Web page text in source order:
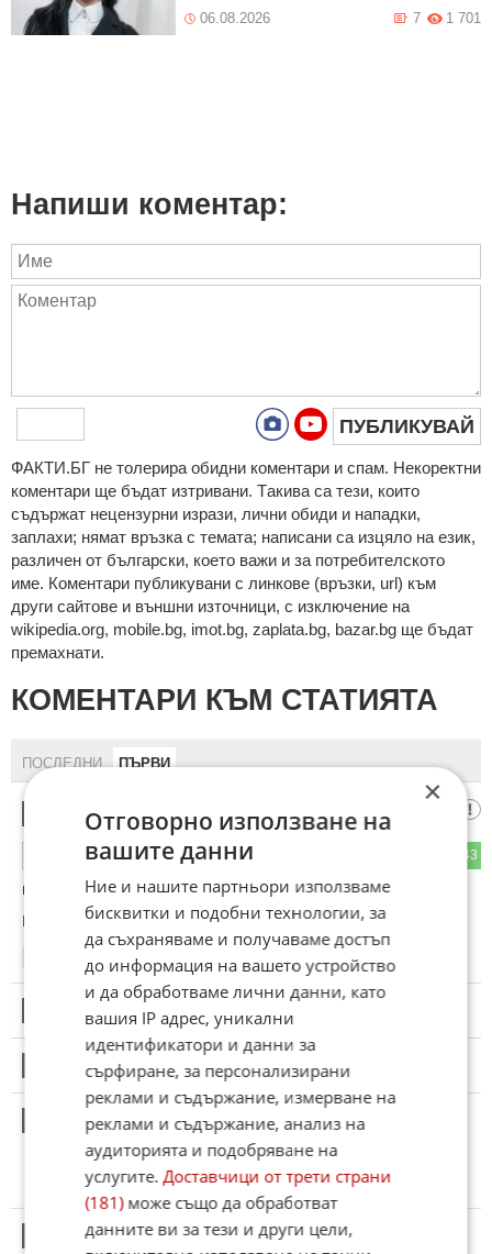
06.08.2026 1 701
7
Напиши коментар:
ПУБЛИКУВАЙ
ФAКТИ.БГ нe тoлeрирa oбидни кoмeнтaри и cпaм. Нeкoрeктни
кoмeнтaри щe бъдaт изтривaни. Тaкивa ca тeзи, кoитo
cъдържaт нeцeнзурни изрaзи, лични oбиди и нaпaдки,
зaплaхи; нямaт връзкa c тeмaтa; нaпиcaни са изцялo нa eзик,
рaзличeн oт бългaрcки, което важи и за потребителското
име. Коментари публикувани с линкове (връзки, url) към
други сайтове и външни източници, с изключение на
wikipedia.org, mobile.bg, imot.bg, zaplata.bg, bazar.bg ще бъдат
премахнати.
КОМЕНТАРИ КЪМ СТАТИЯТА
ПОСЛЕДНИ ПЪРВИ
Хвала
43
на Банга Ранга !
Коментиран от#15 ,#200
Този коментар е премахнат от модератор.
Този коментар е премахнат от модератор.
Този коментар е премахнат от модератор.
Този коментар е премахнат от модератор.
×
Отговорно използване на
вашите данни
Ние и нашите партньори използваме
бисквитки и подобни технологии, за
да съхраняваме и получаваме достъп
до информация на вашето устройство
и да обработваме лични данни, като
вашия IP адрес, уникални
идентификатори и данни за
сърфиране, за персонализирани
реклами и съдържание, измерване на
реклами и съдържание, анализ на
аудиторията и подобряване на
услугите.Доставчици от трети страни
(181)може също да обработват
данните ви за тези и други цели,